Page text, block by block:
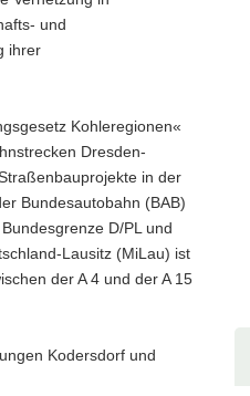
und
ihrer
Kohleregionen«
Dresden-
in der
Bundesautobahn (BAB)
D/PL und
Lausitz (MiLau) ist
der A 4 und der A 15
Kodersdorf und